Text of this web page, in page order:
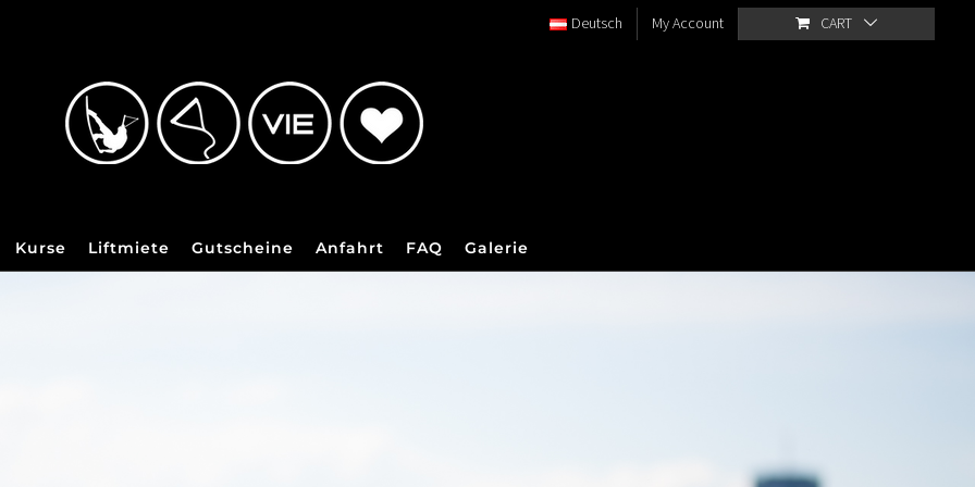
Deutsch My Account CART
Kurse Liftmiete Gutscheine Anfahrt FAQ Galerie